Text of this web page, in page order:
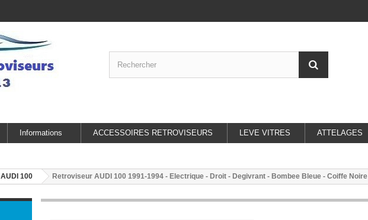
Informations ACCESSOIRES RETROVISEURS LEVE VITRES ATTELAGES
AUDI 100 Retroviseur AUDI 100 1991-1994 - Electrique - Droit - Degivrant - Bombee Bleue - Coiffe Noire